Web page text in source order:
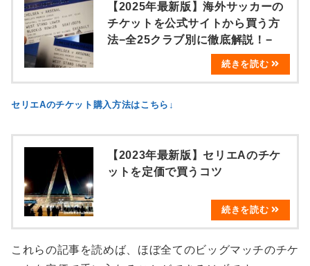
【2025年最新版】海外サッカーの
チケットを公式サイトから買う方
法−全25クラブ別に徹底解説！−
セリエAのチケット購入方法はこちら↓
【2023年最新版】セリエAのチケ
ットを定価で買うコツ
これらの記事を読めば、ほぼ全てのビッグマッチのチケ